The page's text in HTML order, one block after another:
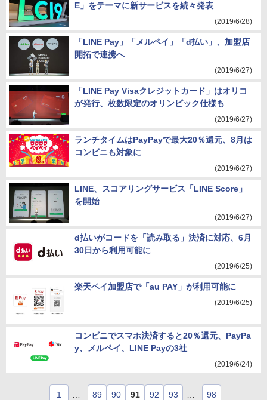
E」をテーマに新サービスを続々発表
(2019/6/28)
「LINE Pay」「メルペイ」「d払い」、加盟店
開拓で連携へ
(2019/6/27)
「LINE Pay Visaクレジットカード」はオリコ
が発行、枚数限定のオリンピック仕様も
(2019/6/27)
ランチタイムはPayPayで最大20％還元、8月は
コンビニも対象に
(2019/6/27)
LINE、スコアリングサービス「LINE Score」
を開始
(2019/6/27)
d払いがコードを「読み取る」決済に対応、6月
30日から利用可能に
(2019/6/25)
楽天ペイ加盟店で「au PAY」が利用可能に
(2019/6/25)
コンビニでスマホ決済すると20％還元、PayPa
y、メルペイ、LINE Payの3社
(2019/6/24)
1 89 90 91 92 93 98